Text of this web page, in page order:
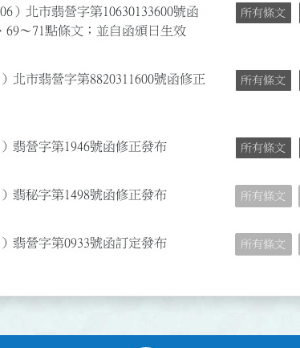
）北市翡營字第10630133600號函
69～71點條文；並自函頒日生效
所有條文
北市翡營字第8820311600號函修正
所有條文
翡營字第1946號函修正發布 所有條文
翡秘字第1498號函修正發布 所有條文
翡營字第0933號函訂定發布 所有條文